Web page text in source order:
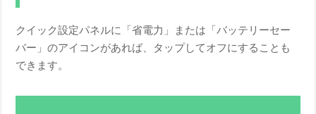
クイック設定パネルに「省電力」または「バッテリーセー
バー」のアイコンがあれば、タップしてオフにすることも
できます。